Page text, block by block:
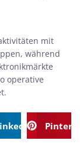
mit
während
operative